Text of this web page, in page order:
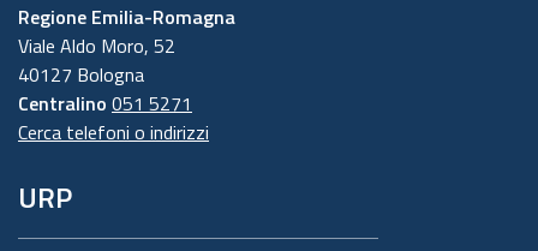
Regione Emilia-Romagna
Viale Aldo Moro, 52
40127 Bologna
Centralino 051 5271
Cerca telefoni o indirizzi
URP